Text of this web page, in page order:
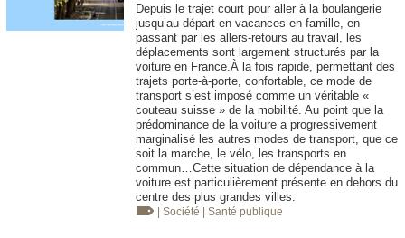
Depuis le trajet court pour aller à la boulangerie
jusqu’au départ en vacances en famille, en
passant par les allers-retours au travail, les
déplacements sont largement structurés par la
voiture en France.À la fois rapide, permettant des
trajets porte-à-porte, confortable, ce mode de
transport s’est imposé comme un véritable «
couteau suisse » de la mobilité. Au point que la
prédominance de la voiture a progressivement
marginalisé les autres modes de transport, que ce
soit la marche, le vélo, les transports en
commun…Cette situation de dépendance à la
voiture est particulièrement présente en dehors du
centre des plus grandes villes.
| Société | Santé publique